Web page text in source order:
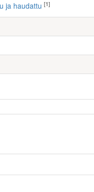
ja haudattu [1]